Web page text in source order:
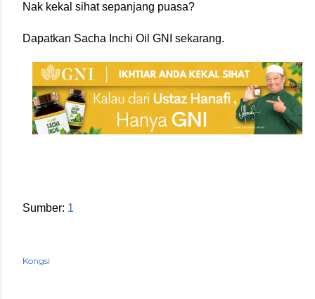
Nak kekal sihat sepanjang puasa?
Dapatkan Sacha Inchi Oil GNI sekarang.
Sumber: 1
Kongsi